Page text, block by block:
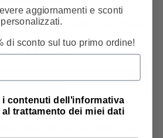
Tagliacuci e Punto Copertura
€ 699,00€
per Cucire Meccanica
aggiornamenti e sconti
personalizzati.
di sconto sul tuo primo ordine!
i contenuti dell'informativa
trattamento dei miei dati